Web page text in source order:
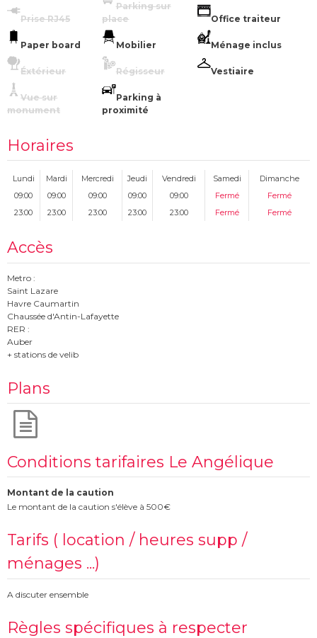
Prise RJ45
Parking sur
place
Office traiteur
Paper board Mobilier Ménage inclus
Éxtérieur Régisseur Vestiaire
Vue sur
monument
Parking à
proximité
Horaires
Lundi Mardi Mercredi Jeudi Vendredi Samedi
Dimanche
09:00
09:00 09:00 09:00 09:00 Fermé
Fermé
23:00
23:00 23:00 23:00 23:00 Fermé Fermé
Accès
Metro :
Saint Lazare
Havre Caumartin
Chaussée d'Antin-Lafayette
RER :
Auber
+ stations de velib
Plans
Conditions tarifaires Le Angélique
Montant de la caution
Le montant de la caution s'élève à 500€
Tarifs ( location / heures supp /
ménages ...)
A discuter ensemble
Règles spécifiques à respecter